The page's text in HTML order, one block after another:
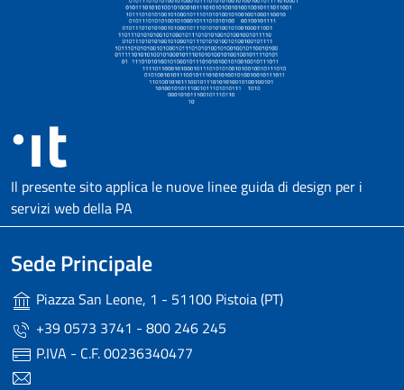
Il presente sito applica le nuove linee guida di design per i
servizi web della PA
Sede Principale
Piazza San Leone, 1 - 51100 Pistoia (PT)
+39 0573 3741 - 800 246 245
P.IVA - C.F. 00236340477